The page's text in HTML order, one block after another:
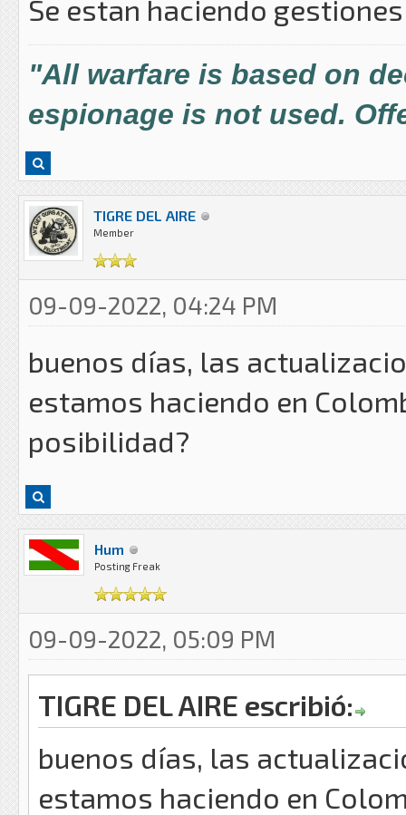
Se estan haciendo
"All warfare is based on
espionage is not used.
TIGRE DEL AIRE
Member
09-09-2022, 04:24 PM
buenos días, las
estamos haciendo en
posibilidad?
Hum
Posting Freak
09-09-2022, 05:09 PM
TIGRE DEL AIRE escribió:
buenos días, las
estamos haciendo en